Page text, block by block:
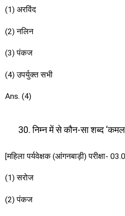
(1) अरविंद
(2) नलिन
(3) पंकज
(4) उपर्युक्त सभी
Ans. (4)
निम्न में से कौन-सा शब्द
[महिला पर्यवेक्षक (आंगनबाड़ी) परीक्षा-
(1) सरोज
(2) पंकज